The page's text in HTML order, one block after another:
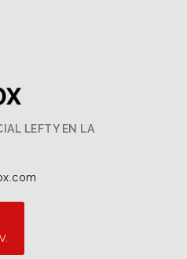
LEFTY EN LA